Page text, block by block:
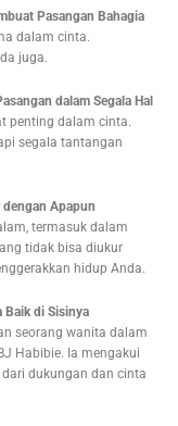
Pasangan Bahagia
dalam cinta.
juga.
dalam Segala Hal
penting dalam cinta.
segala tantangan
Apapun
termasuk dalam
tidak bisa diukur
hidup Anda.
Baik di Sisinya
seorang wanita dalam
Habibie. Ia mengakui
dukungan dan cinta